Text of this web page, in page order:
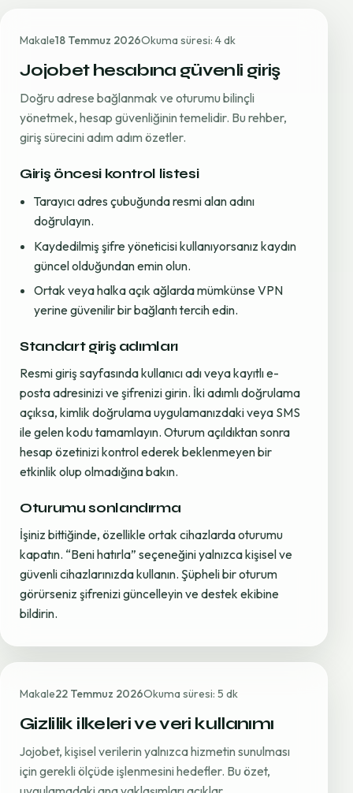
Makale18 Temmuz 2026Okuma süresi: 4 dk
Jojobet hesabına güvenli giriş
Doğru adrese bağlanmak ve oturumu bilinçli
yönetmek, hesap güvenliğinin temelidir. Bu rehber,
giriş sürecini adım adım özetler.
Giriş öncesi kontrol listesi
Tarayıcı adres çubuğunda resmi alan adını
doğrulayın.
Kaydedilmiş şifre yöneticisi kullanıyorsanız kaydın
güncel olduğundan emin olun.
Ortak veya halka açık ağlarda mümkünse VPN
yerine güvenilir bir bağlantı tercih edin.
Standart giriş adımları
Resmi giriş sayfasında kullanıcı adı veya kayıtlı e-
posta adresinizi ve şifrenizi girin. İki adımlı doğrulama
açıksa, kimlik doğrulama uygulamanızdaki veya SMS
ile gelen kodu tamamlayın. Oturum açıldıktan sonra
hesap özetinizi kontrol ederek beklenmeyen bir
etkinlik olup olmadığına bakın.
Oturumu sonlandırma
İşiniz bittiğinde, özellikle ortak cihazlarda oturumu
kapatın. “Beni hatırla” seçeneğini yalnızca kişisel ve
güvenli cihazlarınızda kullanın. Şüpheli bir oturum
görürseniz şifrenizi güncelleyin ve destek ekibine
bildirin.
Makale22 Temmuz 2026Okuma süresi: 5 dk
Gizlilik ilkeleri ve veri kullanımı
Jojobet, kişisel verilerin yalnızca hizmetin sunulması
için gerekli ölçüde işlenmesini hedefler. Bu özet,